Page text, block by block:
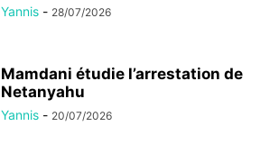
Yannis - 28/07/2026
Mamdani étudie l’arrestation de
Netanyahu
Yannis - 20/07/2026